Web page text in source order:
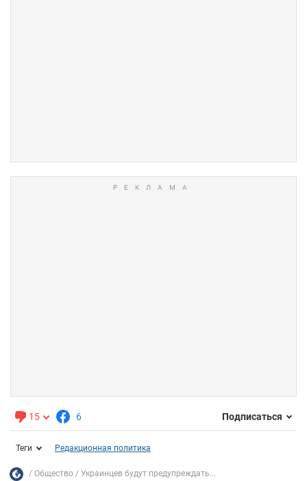
15 6 Подписаться
Теги Редакционная политика
Общество Украинцев будут предупреждать...